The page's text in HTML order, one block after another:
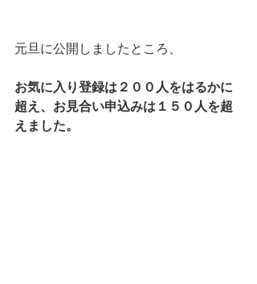
元旦に公開しましたところ、
お気に入り登録は２００人をはるかに
超え、お見合い申込みは１５０人を超
えました。